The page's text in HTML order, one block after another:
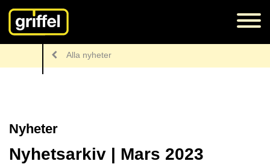
Nyheter
Alla nyheter
Nyhetsarkiv | Mars 2023